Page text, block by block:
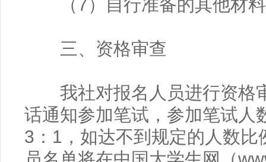
（7）自行准备的其他材
三、资格审查
我社对报名人员进行资格
话通知参加笔试，参加笔试人
3：1，如达不到规定的人数